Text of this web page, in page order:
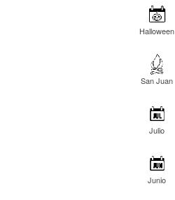
Halloween
San Juan
Julio
Junio